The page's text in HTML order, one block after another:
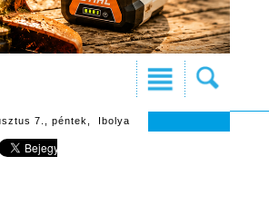
7., péntek, Ibolya